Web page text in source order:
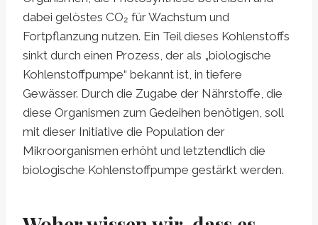
dabei gelöstes CO₂ für Wachstum und
Fortpflanzung nutzen. Ein Teil dieses Kohlenstoffs
sinkt durch einen Prozess, der als „biologische
Kohlenstoffpumpe“ bekannt ist, in tiefere
Gewässer. Durch die Zugabe der Nährstoffe, die
diese Organismen zum Gedeihen benötigen, soll
mit dieser Initiative die Population der
Mikroorganismen erhöht und letztendlich die
biologische Kohlenstoffpumpe gestärkt werden.